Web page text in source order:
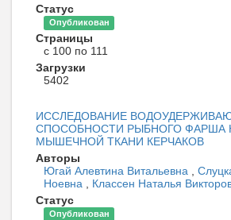
Статус
Опубликован
Страницы
с 100 по 111
Загрузки
5402
ИССЛЕДОВАНИЕ
СПОСОБНОСТИ РЫБНОГО ФАРША
МЫШЕЧНОЙ ТКАНИ КЕРЧАКОВ
Авторы
Югай Алевтина Витальевна ,
Ноевна , Классен Наталья
Статус
Опубликован